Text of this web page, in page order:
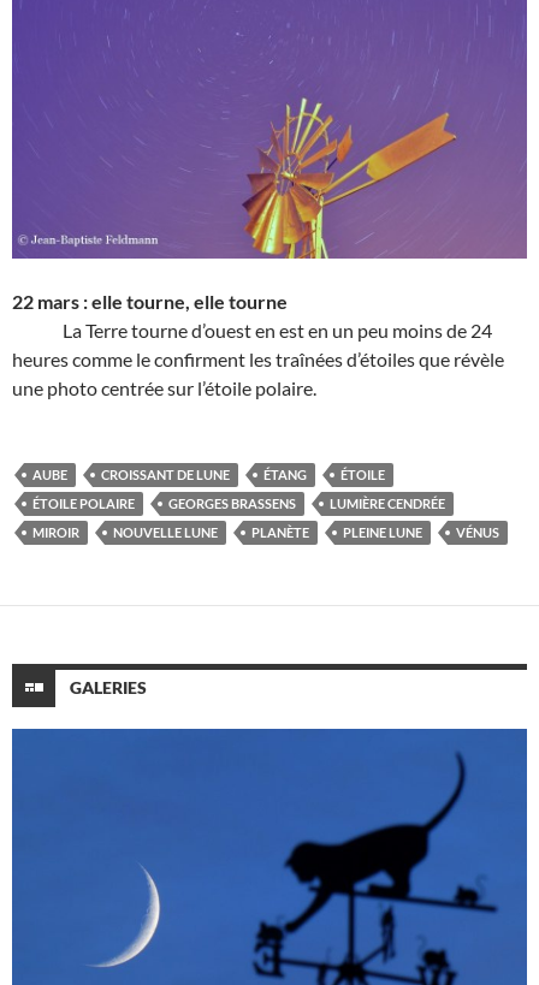
22 mars : elle tourne, elle tourne
La Terre tourne d’ouest en est en un peu moins de 24
heures comme le confirment les traînées d’étoiles que révèle
une photo centrée sur l’étoile polaire.
AUBE CROISSANT DE LUNE ÉTANG
ÉTOILE
ÉTOILE POLAIRE
GEORGES BRASSENS
LUMIÈRE CENDRÉE
MIROIR
NOUVELLE LUNE PLANÈTE PLEINE LUNE VÉNUS
GALERIES